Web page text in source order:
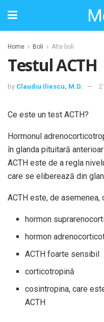
Home Boli Alte boli
Testul ACTH
by Claudiu Iliescu, M.D.
Ce este un test ACTH?
Hormonul
în glanda pituitară
ACTH este de a regla
care se eliberează din
ACTH este, de asemenea,
hormon
hormon
ACTH foarte sensibil
corticotropină
cosintropina, care
ACTH